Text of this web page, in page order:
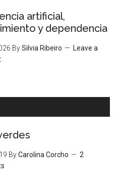
artificial,
y dependencia
BySilvia Ribeiro
Leave a
ByCarolina Corcho
2